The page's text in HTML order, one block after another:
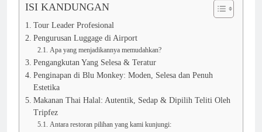
ISI KANDUNGAN
Tour Leader Profesional
Pengurusan Luggage di Airport
Apa yang menjadikannya memudahkan?
Pengangkutan Yang Selesa & Teratur
Penginapan di Blu Monkey: Moden, Selesa dan Penuh
Estetika
Makanan Thai Halal: Autentik, Sedap & Dipilih Teliti Oleh
Tripfez
Antara restoran pilihan yang kami kunjungi: